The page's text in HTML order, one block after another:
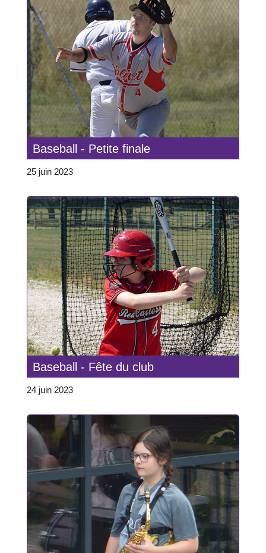
Baseball - Petite finale
25 juin 2023
Baseball - Fête du club
24 juin 2023